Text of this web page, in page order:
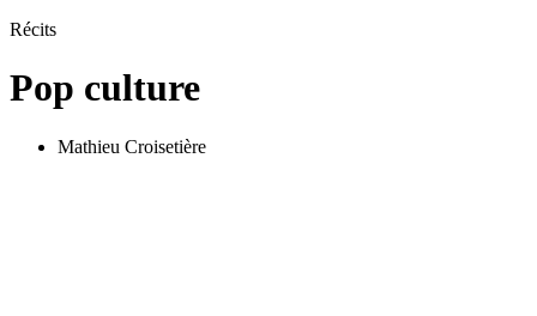
Récits
Pop culture
Mathieu Croisetière